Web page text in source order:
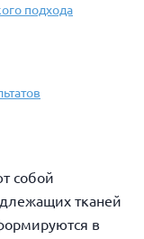
подхода
собой
тканей
в